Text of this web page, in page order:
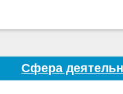
Сфера